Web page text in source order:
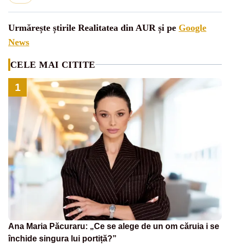
Urmărește știrile Realitatea din AUR și pe Google
News
CELE MAI CITITE
1
Ana Maria Păcuraru: „Ce se alege de un om căruia i se
închide singura lui portiță?”